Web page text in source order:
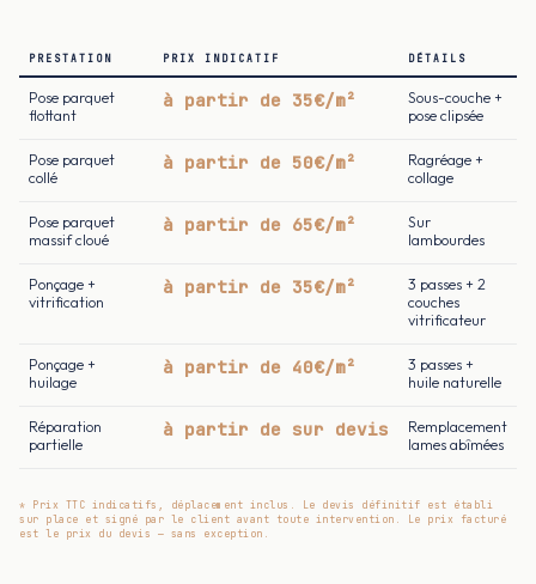
PRESTATION PRIX INDICATIF DÉTAILS
Pose parquet
flottant
à partir de 35€/m²
Sous-couche +
pose clipsée
Pose parquet
collé
à partir de 50€/m²
Ragréage +
collage
Pose parquet
massif cloué
à partir de 65€/m²
Sur
lambourdes
Ponçage +
vitrification
à partir de 35€/m²
3 passes + 2
couches
vitrificateur
Ponçage +
huilage
à partir de 40€/m²
3 passes +
huile naturelle
Réparation
partielle
à partir de sur devis
Remplacement
lames abîmées
* Prix TTC indicatifs, déplacement inclus. Le devis définitif est établi
sur place et signé par le client avant toute intervention. Le prix facturé
est le prix du devis — sans exception.